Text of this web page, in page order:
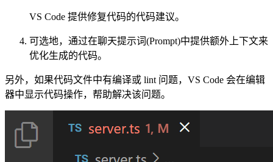
VS Code 提供修复代码的代码建议。
可选地，通过在聊天提示词(Prompt)中提供额外上下文来
优化生成的代码。
另外，如果代码文件中有编译或 lint 问题，VS Code 会在编辑
器中显示代码操作，帮助解决该问题。